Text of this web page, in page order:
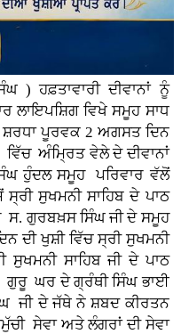
) ਹਫ਼ਤਾਵਾਰੀ ਦੀਵਾਨਾਂ ਨੂੰ
ਲਾਇਪਸ਼ਿਗ ਵਿਖੇ ਸਮੂਹ ਸਾਧ
ਪੂਰਵਕ 2 ਅਗਸਤ ਦਿਨ
ਅੰਮ੍ਰਿਤ ਵੇਲੇ ਦੇ ਦੀਵਾਨਾਂ
ਹੁੰਦਲ ਸਮੂਹ ਪਰਿਵਾਰ ਵੱਲੋਂ
ਸੁਖਮਨੀ ਸਾਹਿਬ ਦੇ ਪਾਠ
ਸ. ਗੁਰਬਖ਼ਸ ਸਿੰਘ ਜੀ ਦੇ ਸਮੂਹ
ਦੀ ਖੁਸ਼ੀ ਵਿੱਚ ਸ੍ਰੀ ਸੁਖਮਨੀ
ਸੁਖਮਨੀ ਸਾਹਿਬ ਜੀ ਦੇ ਪਾਠ
ਗੁਰੂ ਘਰ ਦੇ ਗ੍ਰੰਥੀ ਸਿੰਘ ਭਾਈ
ਜੀ ਦੇ ਜੱਥੇ ਨੇ ਸ਼ਬਦ ਕੀਰਤਨ
ਸੇਵਾ ਅਤੇ ਲੰਗਰਾਂ ਦੀ ਸੇਵਾ